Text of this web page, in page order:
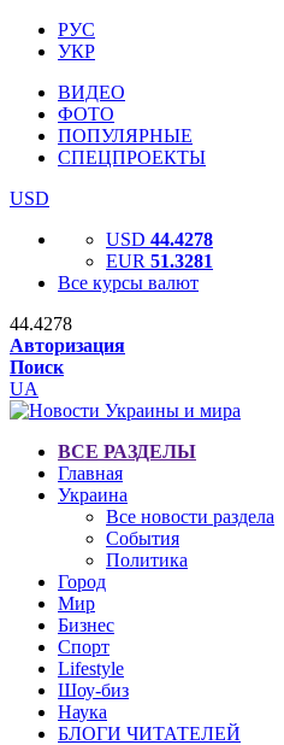
РУС
УКР
ВИДЕО
ФОТО
ПОПУЛЯРНЫЕ
СПЕЦПРОЕКТЫ
USD
USD 44.4278
EUR 51.3281
Все курсы валют
44.4278
Авторизация
Поиск
UA
ВСЕ РАЗДЕЛЫ
Главная
Украина
Все новости раздела
События
Политика
Город
Мир
Бизнес
Спорт
Lifestyle
Шоу-биз
Наука
БЛОГИ ЧИТАТЕЛЕЙ